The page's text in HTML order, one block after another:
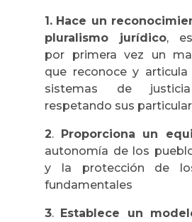
1. Hace un
pluralismo jurídico,
por primera vez un
que reconoce y articula
sistemas de
respetando sus
2. Proporciona un
autonomía de los
y la protección de
fundamentales
3. Establece un